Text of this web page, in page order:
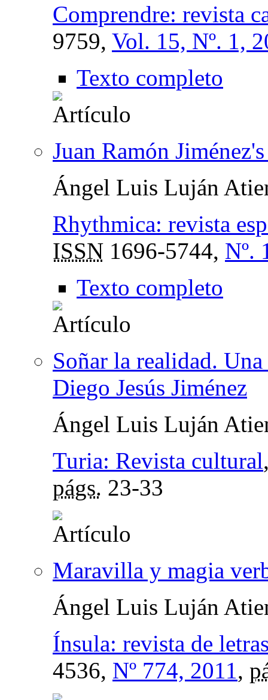
Comprendre: revista
9759, Vol. 15, Nº. 1,
Texto completo
Juan Ramón
Ángel Luis Luján
Rhythmica: revista
ISSN 1696-5744, Nº.
Texto completo
Soñar la realidad.
Diego Jesús Jiménez
Ángel Luis Luján
Turia: Revista cultural
págs. 23-33
Maravilla y magia
Ángel Luis Luján
Ínsula: revista de
4536, Nº 774, 2011,